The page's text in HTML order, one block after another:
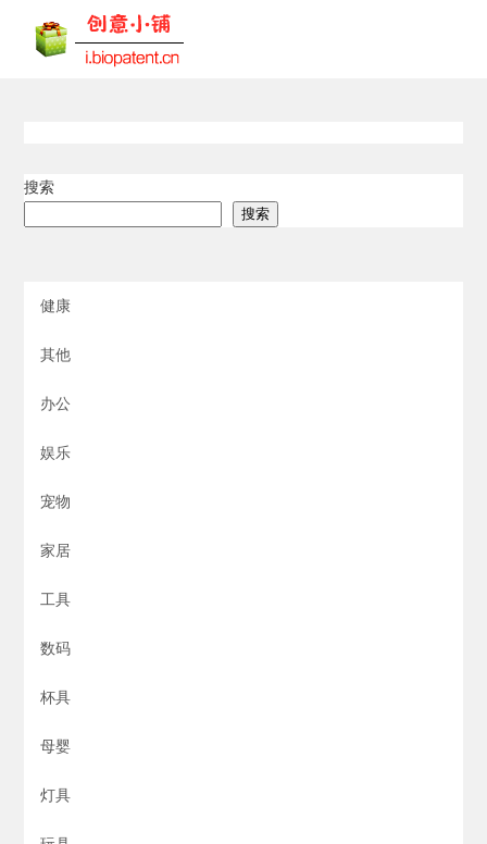
搜索
搜索
健康
其他
办公
娱乐
宠物
家居
工具
数码
杯具
母婴
灯具